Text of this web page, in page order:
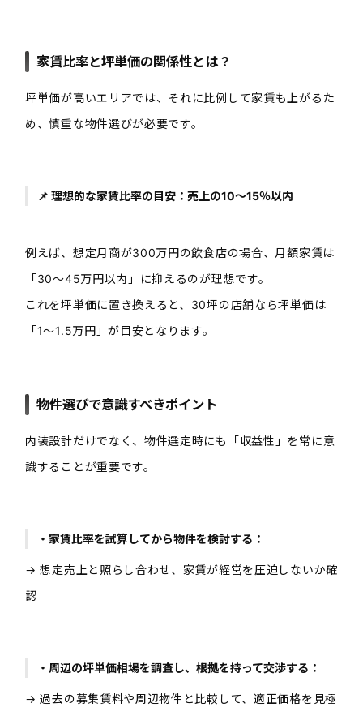
家賃比率と坪単価の関係性とは？
坪単価が高いエリアでは、それに比例して家賃も上がるた
め、慎重な物件選びが必要です。
📌 理想的な家賃比率の目安：売上の10〜15％以内
例えば、想定月商が300万円の飲食店の場合、月額家賃は
「30〜45万円以内」に抑えるのが理想です。
これを坪単価に置き換えると、30坪の店舗なら坪単価は
「1〜1.5万円」が目安となります。
物件選びで意識すべきポイント
内装設計だけでなく、物件選定時にも「収益性」を常に意
識することが重要です。
・家賃比率を試算してから物件を検討する：
→ 想定売上と照らし合わせ、家賃が経営を圧迫しないか確
認
・周辺の坪単価相場を調査し、根拠を持って交渉する：
→ 過去の募集賃料や周辺物件と比較して、適正価格を見極